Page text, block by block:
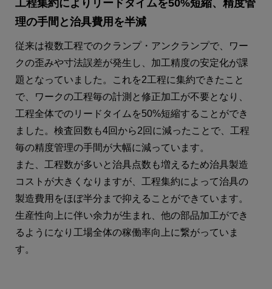
工程集約によりリードタイムを50%短縮、精度管
理の手間と治具費用を半減
従来は複数工程でのクランプ・アンクランプで、ワー
クの歪みや寸法誤差が発生し、加工精度の安定化が課
題となっていました。これを2工程に集約できたこと
で、ワークの工程毎の計測と修正加工が不要となり、
工程全体でのリードタイムを50%短縮することができ
ました。検査回数も4回から2回に減ったことで、工程
毎の精度管理の手間が大幅に減っています。
また、工程数が多いと治具点数も増えるため治具製造
コストが大きくなりますが、工程集約によって治具の
製造費用をほぼ半分まで抑えることができています。
生産性向上に伴い余力が生まれ、他の部品加工ができ
るようになり工場全体の稼働率向上に繋がっていま
す。